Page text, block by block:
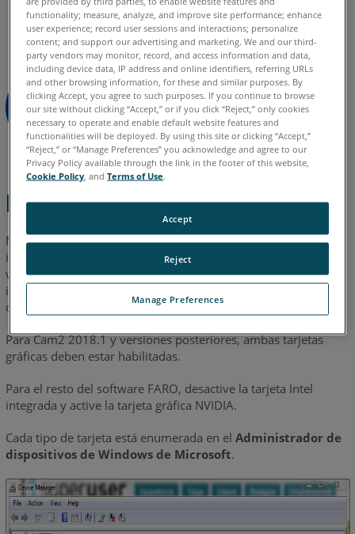
Coloque
la
tarjeta
gráfica
en
el
sistema
BIOS
Computadoras
portátiles
gráficos
y
portátiles
Dell:
Arrancar
en
desde
Windows
10
Establezca
la
Italiano Japonés Portugués
Descripción general
Muchas computadoras tienen dos tarjetas para gráficos: una
integrada y otra dedicada. Pueden ocurrir problemas de
visualización de gráficos en el software FARO si la tarjeta
integrada no está habilitada / deshabilitada como se detalla a
continuación.
Para Cam2 2018.1 y versiones posteriores, ambas tarjetas
gráficas deben estar habilitadas.
Para el resto del software FARO, desactive la tarjeta Intel
integrada y active la tarjeta gráfica NVIDIA.
Cada tipo de tarjeta está enumerada en el Administrador de
dispositivos de Windows de Microsoft.
functionality; measure, analyze, and improve site performance; enhance
user experience; record user sessions and interactions; personalize
content; and support our advertising and marketing. We and our third-
party vendors may monitor, record, and access information and data,
including device data, IP address and online identifiers, referring URLs
and other browsing information, for these and similar purposes. By
clicking Accept, you agree to such purposes. If you continue to browse
our site without clicking “Accept,” or if you click “Reject,” only cookies
necessary to operate and enable default website features and
functionalities will be deployed. By using this site or clicking “Accept,”
“Reject,” or “Manage Preferences” you acknowledge and agree to our
Privacy Policy available through the link in the footer of this website,
Cookie Policy , andTerms of Use.
Manage Preferences
Reject
Accept